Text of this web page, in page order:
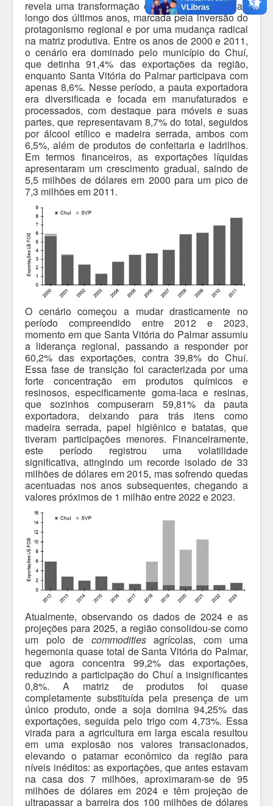
revela uma transformação econômica profunda ao
longo dos últimos anos, marcada pela inversão do
protagonismo regional e por uma mudança radical
na matriz produtiva. Entre os anos de 2000 e 2011,
o cenário era dominado pelo município do Chuí,
que detinha 91,4% das exportações da região,
enquanto Santa Vitória do Palmar participava com
apenas 8,6%. Nesse período, a pauta exportadora
era diversificada e focada em manufaturados e
processados, com destaque para móveis e suas
partes, que representavam 8,7% do total, seguidos
por álcool etílico e madeira serrada, ambos com
6,5%, além de produtos de confeitaria e ladrilhos.
Em termos financeiros, as exportações líquidas
apresentaram um crescimento gradual, saindo de
5,5 milhões de dólares em 2000 para um pico de
7,3 milhões em 2011.
O cenário começou a mudar drasticamente no
período compreendido entre 2012 e 2023,
momento em que Santa Vitória do Palmar assumiu
a liderança regional, passando a responder por
60,2% das exportações, contra 39,8% do Chuí.
Essa fase de transição foi caracterizada por uma
forte concentração em produtos químicos e
resinosos, especificamente goma-laca e resinas,
que sozinhos compuseram 59,81% da pauta
exportadora, deixando para trás itens como
madeira serrada, papel higiênico e batatas, que
tiveram participações menores. Financeiramente,
este período registrou uma volatilidade
significativa, atingindo um recorde isolado de 33
milhões de dólares em 2015, mas sofrendo quedas
acentuadas nos anos subsequentes, chegando a
valores próximos de 1 milhão entre 2022 e 2023.
Atualmente, observando os dados de 2024 e as
projeções para 2025, a região consolidou-se como
um polo de commoditiesagrícolas, com uma
hegemonia quase total de Santa Vitória do Palmar,
que agora concentra 99,2% das exportações,
reduzindo a participação do Chuí a insignificantes
0,8%. A matriz de produtos foi quase
completamente substituída pela presença de um
único produto, onde a soja domina 94,25% das
exportações, seguida pelo trigo com 4,73%. Essa
virada para a agricultura em larga escala resultou
em uma explosão nos valores transacionados,
elevando o patamar econômico da região para
níveis inéditos: as exportações, que antes estavam
na casa dos 7 milhões, aproximaram-se de 95
milhões de dólares em 2024 e têm projeção de
ultrapassar a barreira dos 100 milhões de dólares